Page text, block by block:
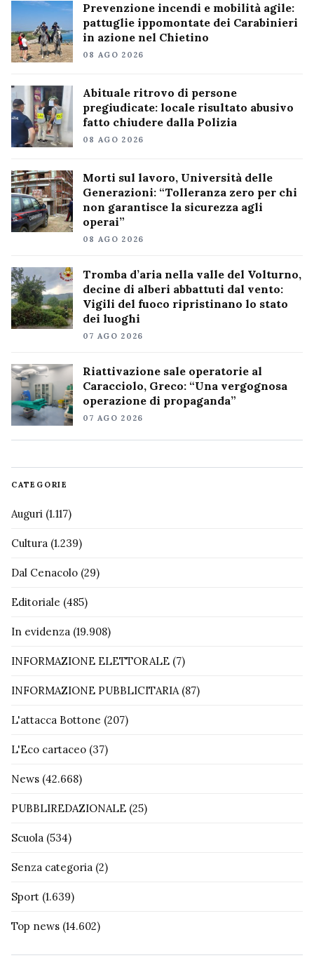
Prevenzione incendi e mobilità agile:
pattuglie ippomontate dei Carabinieri
in azione nel Chietino
08 AGO 2026
Abituale ritrovo di persone
pregiudicate: locale risultato abusivo
fatto chiudere dalla Polizia
08 AGO 2026
Morti sul lavoro, Università delle
Generazioni: “Tolleranza zero per chi
non garantisce la sicurezza agli
operai”
08 AGO 2026
Tromba d’aria nella valle del Volturno,
decine di alberi abbattuti dal vento:
Vigili del fuoco ripristinano lo stato
dei luoghi
07 AGO 2026
Riattivazione sale operatorie al
Caracciolo, Greco: “Una vergognosa
operazione di propaganda”
07 AGO 2026
CATEGORIE
Auguri (1.117)
Cultura (1.239)
Dal Cenacolo (29)
Editoriale (485)
In evidenza (19.908)
INFORMAZIONE ELETTORALE (7)
INFORMAZIONE PUBBLICITARIA(87)
L'attacca Bottone (207)
L'Eco cartaceo (37)
News (42.668)
PUBBLIREDAZIONALE (25)
Scuola (534)
Senza categoria (2)
Sport (1.639)
Top news (14.602)